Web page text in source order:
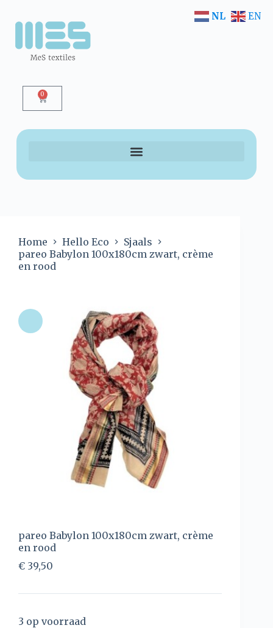
0
Home Hello Eco
Sjaals
pareo Babylon 100x180cm zwart, crème
en rood
pareo Babylon 100x180cm zwart, crème
en rood
€ 39,50
3 op voorraad
NL EN